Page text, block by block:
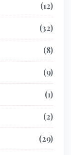
12
32
8
9
1
2
29